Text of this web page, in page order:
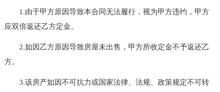
1.由于甲方原因导致本合同无法履行，视为甲方违约，甲方
应双倍返还乙方定金。
2.如因乙方原因导致房屋未出售，甲方所收定金不予返还乙
方。
3.该房产如因不可抗力或国家法律、法规、政策规定不可转